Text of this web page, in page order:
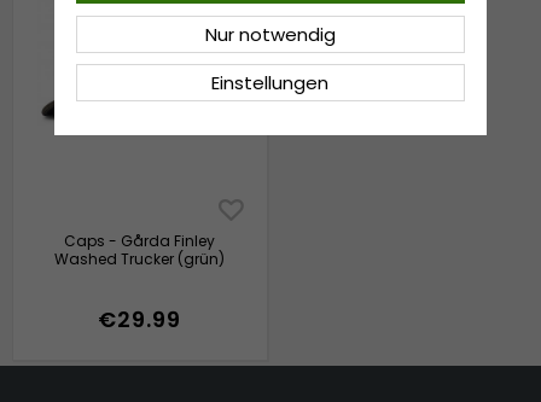
Caps - Gårda Finley
Washed Trucker (grün)
€29.99
Einstellungen
Nur notwendig